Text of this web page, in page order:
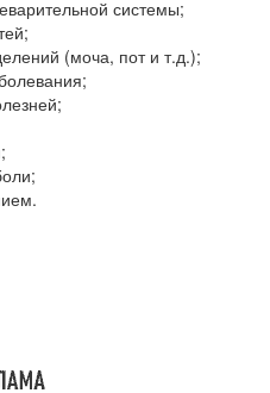
системы;
(моча, пот и т.д.);